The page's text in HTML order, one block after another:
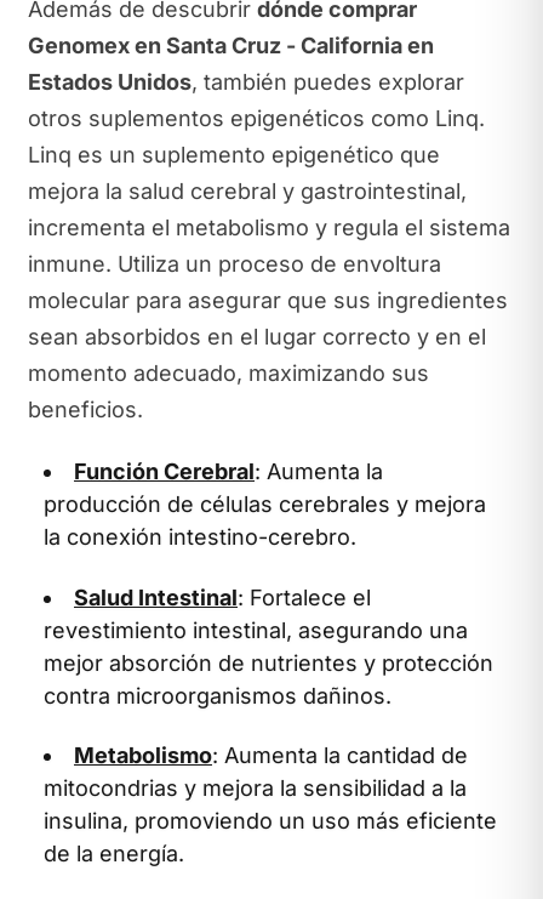
Además de descubrir dónde comprar
Genomex en Santa Cruz - California en
Estados Unidos, también puedes explorar
otros suplementos epigenéticos como Linq.
Linq es un suplemento epigenético que
mejora la salud cerebral y gastrointestinal,
incrementa el metabolismo y regula el sistema
inmune. Utiliza un proceso de envoltura
molecular para asegurar que sus ingredientes
sean absorbidos en el lugar correcto y en el
momento adecuado, maximizando sus
beneficios.
Función Cerebral: Aumenta la
producción de células cerebrales y mejora
la conexión intestino-cerebro.
Salud Intestinal: Fortalece el
revestimiento intestinal, asegurando una
mejor absorción de nutrientes y protección
contra microorganismos dañinos.
Metabolismo: Aumenta la cantidad de
mitocondrias y mejora la sensibilidad a la
insulina, promoviendo un uso más eficiente
de la energía.